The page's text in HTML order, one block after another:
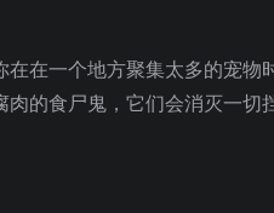
在一个地方聚集太多的宠
的食尸鬼，它们会消灭一